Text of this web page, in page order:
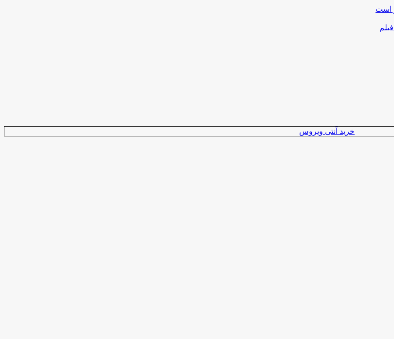
است
خرید آنتی ویروس